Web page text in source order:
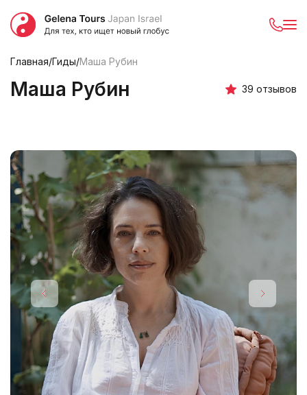
Главная/Гиды/Маша Рубин
Маша Рубин 39 отзывов